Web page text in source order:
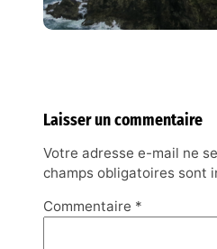
Laisser un commentaire
Votre adresse e-mail ne
champs obligatoires sont
Commentaire *